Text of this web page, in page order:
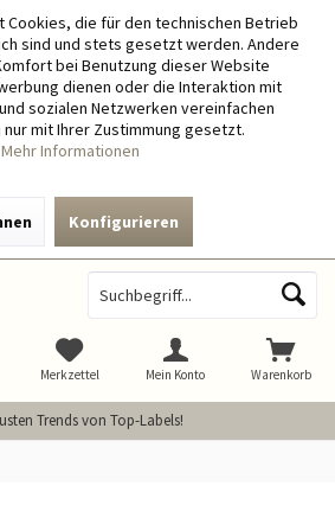
Cookies, die für den technischen Betrieb
sind und stets gesetzt werden. Andere
bei Benutzung dieser Website
dienen oder die Interaktion mit
sozialen Netzwerken vereinfachen
mit Ihrer Zustimmung gesetzt.
Mehr Informationen
Konfigurieren
Trends von Top-Labels!
Warenkorb
Merkzettel Mein Konto